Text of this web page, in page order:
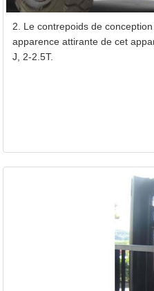
2. Le contrepoids de
apparence attirante de cet
J, 2-2.5T.